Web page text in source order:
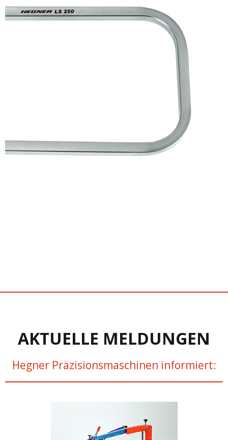
AKTUELLE MELDUNGEN
Hegner Präzisionsmaschinen informiert: